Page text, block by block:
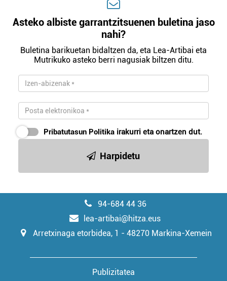
Asteko albiste garrantzitsuenen buletina jaso
nahi?
Buletina barikuetan bidaltzen da, eta Lea-Artibai eta
Mutrikuko asteko berri nagusiak biltzen ditu.
Pribatutasun Politika irakurri eta onartzen dut.
Harpidetu
94-684 44 36
lea-artibai@hitza.eus
Arretxinaga etorbidea, 1 - 48270 Markina-Xemein
Publizitatea